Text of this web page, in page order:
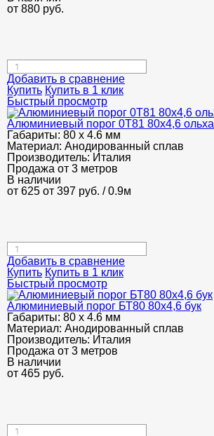
от 880 руб.
Добавить в сравнение
Купить Купить в 1 клик
Быстрый просмотр
Алюминиевый порог 0Т81 80х4,6 ольха
Габариты: 80 х 4.6 мм
Материал: Анодированный сплав
Производитель: Италия
Продажа от 3 метров
В наличии
от 625 от 397 руб. / 0.9м
Добавить в сравнение
Купить Купить в 1 клик
Быстрый просмотр
Алюминиевый порог БТ80 80х4,6 бук
Габариты: 80 х 4.6 мм
Материал: Анодированный сплав
Производитель: Италия
Продажа от 3 метров
В наличии
от 465 руб.